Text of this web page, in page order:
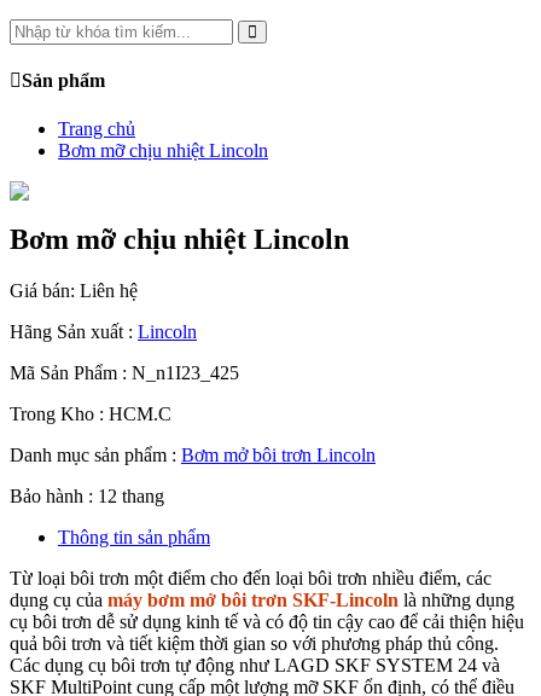
Sản phẩm
Trang chủ
Bơm mỡ chịu nhiệt Lincoln
Bơm mỡ chịu nhiệt Lincoln
Giá bán: Liên hệ
Hãng Sản xuất : Lincoln
Mã Sản Phẩm : N_n1I23_425
Trong Kho : HCM.C
Danh mục sản phẩm : Bơm mở bôi trơn Lincoln
Bảo hành : 12 thang
Thông tin sản phẩm
Từ loại bôi trơn một điểm cho đến loại bôi trơn nhiều điểm, các
dụng cụ của máy bơm mở bôi trơn SKF-Lincoln là những dụng
cụ bôi trơn dễ sử dụng kinh tế và có độ tin cậy cao để cải thiện hiệu
quả bôi trơn và tiết kiệm thời gian so với phương pháp thủ công.
Các dụng cụ bôi trơn tự động như LAGD SKF SYSTEM 24 và
SKF MultiPoint cung cấp một lượng mỡ SKF ổn định, có thể điều